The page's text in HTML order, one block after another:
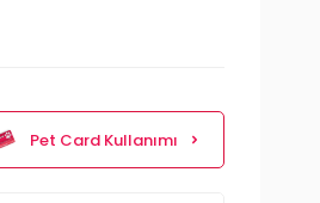
Pet Card Kullanımı